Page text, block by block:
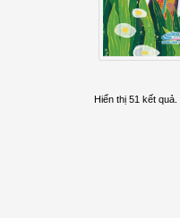
Hiển thị 51 kết quả.